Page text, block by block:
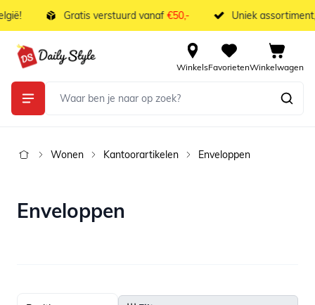
Ga naar de inhoud
Gratis verstuurd vanaf€50,- Uniek assortiment,
WinkelsFavorietenWinkelwagen
Wonen Kantoorartikelen Enveloppen
Enveloppen